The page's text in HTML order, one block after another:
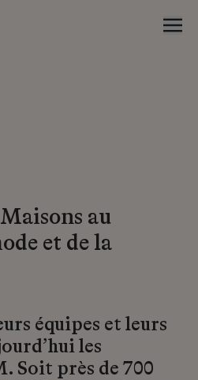
au
et de la
équipes et leurs
les
Soit près de 700